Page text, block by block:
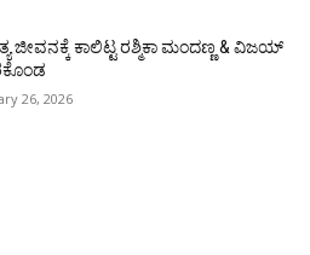
ಜೀವನಕ್ಕೆ ಕಾಲಿಟ್ಟ ರಶ್ಮಿಕಾ ಮಂದಣ್ಣ & ವಿಜಯ್
26, 2026